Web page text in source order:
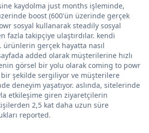
kaydolma just months işleminde,
boost (600'ün üzerinde gerçek
sosyal kullanarak steadily sosyal
fazla takipçiye ulaştırdılar. kendi
gerçek hayatta nasıl
added olarak müşterilerine hızlı
görsel bir yolu olarak coming to powr
şekilde sergiliyor ve müşterilere
deneyim yaşatıyor. aslında, sitelerinde
etkileşime giren ziyaretçilerin
2,5 kat daha uzun süre
reported.